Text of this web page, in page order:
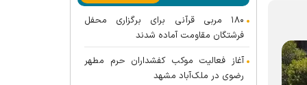
۱۸۰ مربی قرآنی برای برگزاری محفل
فرشتگان مقاومت آماده شدند
آغاز فعالیت موکب کفشداران حرم مطهر
رضوی در ملک‌آباد مشهد